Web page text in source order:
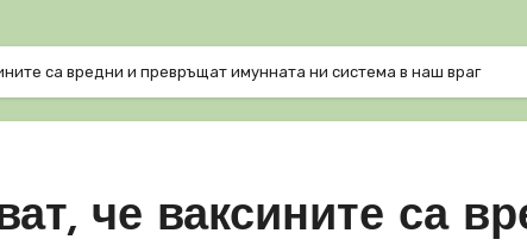
са вредни и превръщат имунната ни система в наш враг
че ваксините са